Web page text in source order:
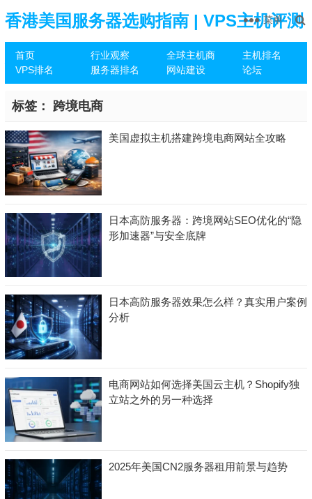
香港美国服务器选购指南 | VPS主机评测
推荐
首页 行业观察 全球主机商
主机排名
VPS排名
服务器排名 网站建设 论坛
菜单
标签： 跨境电商
美国虚拟主机搭建跨境电商网站全攻略
日本高防服务器：跨境网站SEO优化的“隐
形加速器”与安全底牌
日本高防服务器效果怎么样？真实用户案例
分析
电商网站如何选择美国云主机？Shopify独
立站之外的另一种选择
2025年美国CN2服务器租用前景与趋势